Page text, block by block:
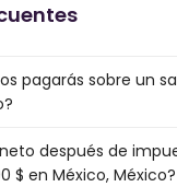
pagarás sobre un
después de
$ en México, México?